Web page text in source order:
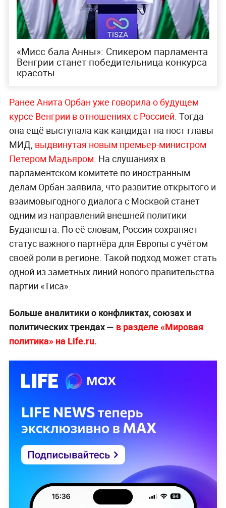
«Мисс бала Анны»: Спикером парламента
Венгрии станет победительница конкурса
красоты
Ранее Анита Орбан уже говорила о будущем
курсе Венгрии в отношениях с Россией. Тогда
она ещё выступала как кандидат на пост главы
МИД, выдвинутая новым премьер-министром
Петером Мадьяром. На слушаниях в
парламентском комитете по иностранным
делам Орбан заявила, что развитие открытого и
взаимовыгодного диалога с Москвой станет
одним из направлений внешней политики
Будапешта. По её словам, Россия сохраняет
статус важного партнёра для Европы с учётом
своей роли в регионе. Такой подход может стать
одной из заметных линий нового правительства
партии «Тиса».
Больше аналитики о конфликтах, союзах и
политических трендах — в разделе «Мировая
политика» на Life.ru.